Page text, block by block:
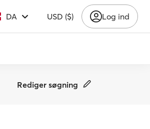
DA USD ($) Log ind
Rediger søgning